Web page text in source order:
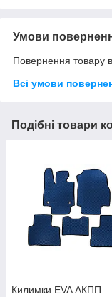
Умови
Повернення товару
Всі умови
Подібні товари
Килимки EVA АКПП